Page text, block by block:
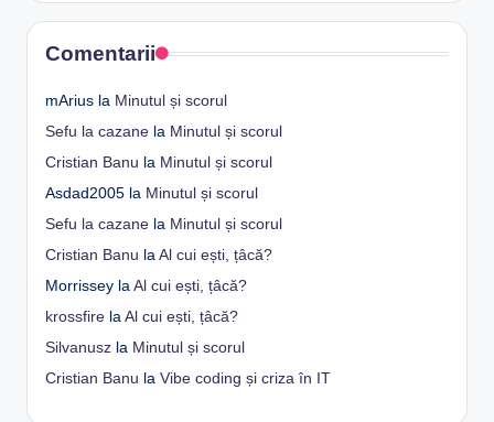
Comentarii
mArius la Minutul și scorul
Sefu la cazane la Minutul și scorul
Cristian Banu la Minutul și scorul
Asdad2005 la Minutul și scorul
Sefu la cazane la Minutul și scorul
Cristian Banu la Al cui ești, țâcă?
Morrissey la Al cui ești, țâcă?
krossfire la Al cui ești, țâcă?
Silvanusz la Minutul și scorul
Cristian Banu la Vibe coding și criza în IT